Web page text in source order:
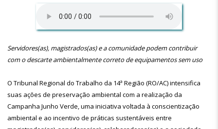
Servidores(as), magistrados(as) e a comunidade podem contribuir
com o descarte ambientalmente correto de equipamentos sem uso
O Tribunal Regional do Trabalho da 14ª Região (RO/AC) intensifica
suas ações de preservação ambiental com a realização da
Campanha Junho Verde, uma iniciativa voltada à conscientização
ambiental e ao incentivo de práticas sustentáveis entre